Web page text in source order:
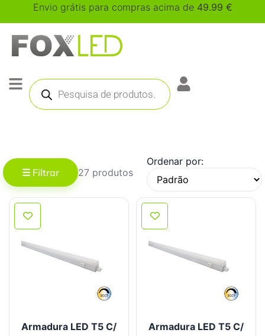
Envio grátis para compras acima de 49.99 €
☰ Filtrar 27 produtos
Ordenar por:
Armadura LED T5 C/
Armadura LED T5 C/